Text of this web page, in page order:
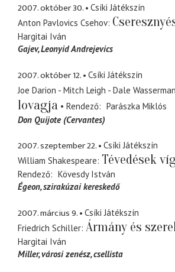
2007. október 30.
Csíki Játékszín
Anton Pavlovics Csehov
Hargitai Iván
Gajev Leonyid Andrejevics
2007. október 12.
Csíki Játékszín
Joe Darion - Mitch Leigh - Dale Wasserman
lovagja
Rendező
Parászka Miklós
Don Quijote (Cervantes)
2007. szeptember 22.
Csíki Játékszín
William Shakespeare Tévedések
Rendező
Kövesdy István
Égeon szirakúzai kereskedő
2007. március 9.
Csíki Játékszín
Friedrich Schiller Ármány és
Hargitai Iván
Miller városi zenész, csellista